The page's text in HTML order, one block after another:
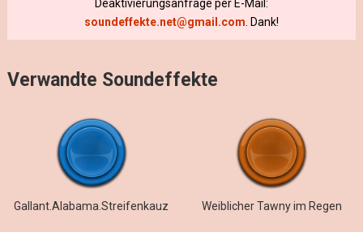
Deaktivierungsanfrage per E-Mail:
soundeffekte.net@gmail.com . Dank!
Verwandte Soundeffekte
Gallant.Alabama.Streifenkauz Weiblicher Tawny im Regen